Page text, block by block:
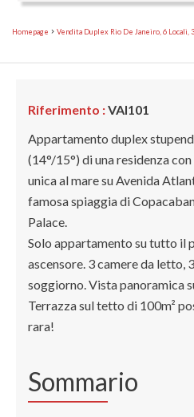
Homepage Vendita Duplex Rio De Janeiro, 6 Locali,
Riferimento :VAI101
Appartamento duplex
(14°/15°) di una residenza
unica al mare su Avenida
famosa spiaggia di
Palace.
Solo appartamento su tutto il
ascensore. 3 camere da letto,
soggiorno. Vista panoramica
Terrazza sul tetto di 100m²
rara!
Sommario